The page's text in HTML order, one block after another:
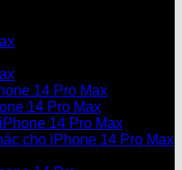
14 Pro Max
14 Pro Max
14 Pro Max
cho iPhone 14 Pro Max